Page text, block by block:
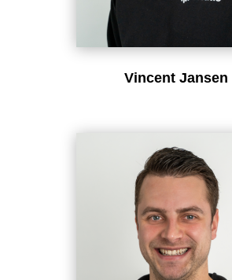
Vincent Jansen